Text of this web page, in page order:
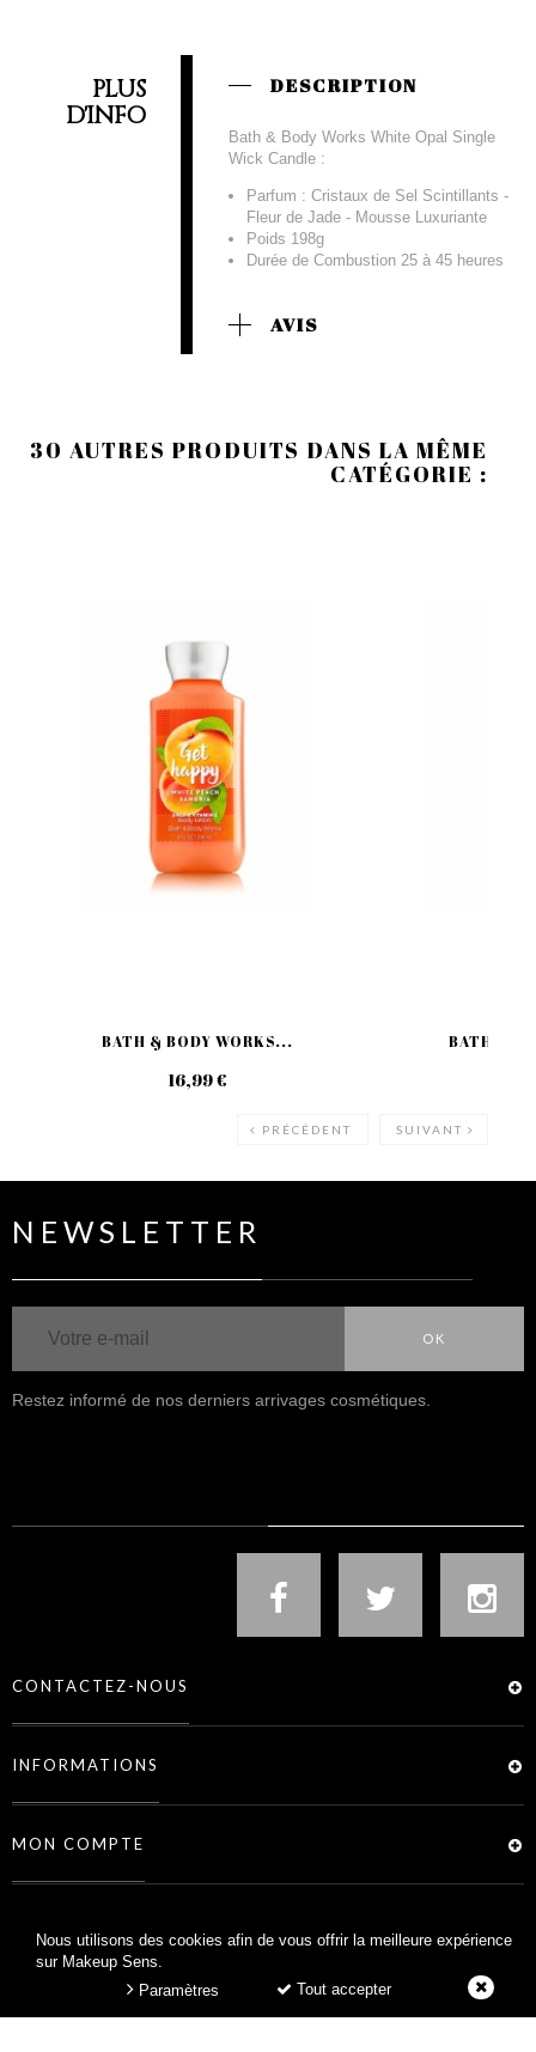
Nous utilisons des cookies afin de vous offrir la meilleure expérience
sur Makeup Sens.
Tout accepter
Paramètres
PLUS
D'INFO
DESCRIPTION
Bath & Body Works White Opal Single
Wick Candle :
Parfum : Cristaux de Sel Scintillants -
Fleur de Jade - Mousse Luxuriante
Poids 198g
Durée de Combustion 25 à 45 heures
AVIS
30 AUTRES PRODUITS DANS LA MÊME
CATÉGORIE :
BATH & BODY WORKS...
16,99 €
BATH &
PRÉCÉDENT SUIVANT
NEWSLETTER
OK
Restez informé de nos derniers arrivages cosmétiques.
CONTACTEZ-NOUS
INFORMATIONS
MON COMPTE